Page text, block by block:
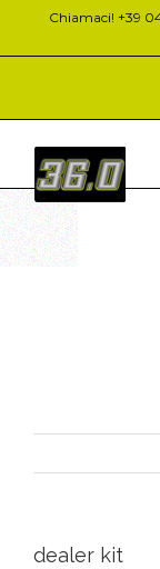
contenuto
Chiamaci! +39
dealer kit